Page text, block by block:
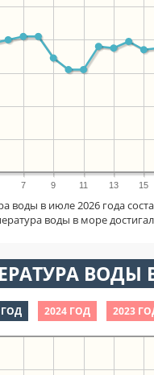
7 9 11 13 15
воды в июле 2026 года
воды в море
ВОДЫ
ГОД 2024 ГОД 2023